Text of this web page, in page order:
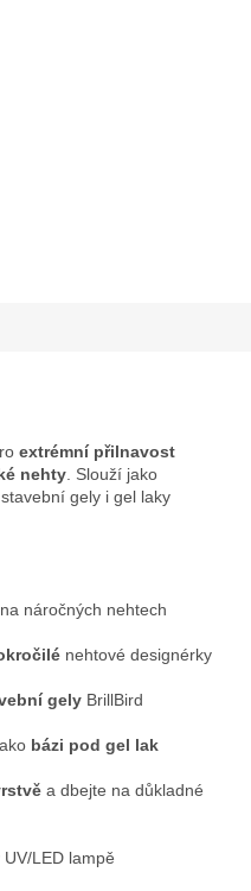
extrémní přilnavost
nehty . Slouží jako
gely i gel laky
náročných nehtech
nehtové designérky
gely BrillBird
bázi pod gel lak
a dbejte na důkladné
LED lampě